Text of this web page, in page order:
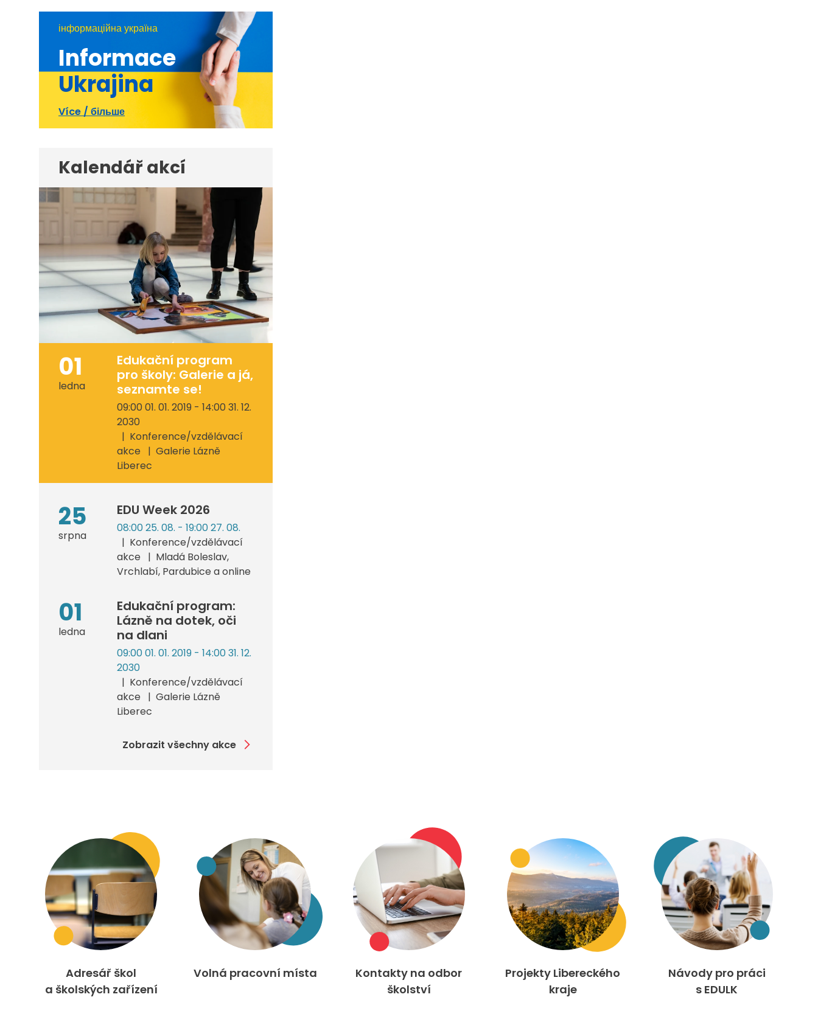
інформаційна україна
Informace
Ukrajina
Více / більше
Kalendář akcí
01
ledna
Edukační program
pro školy: Galerie a já,
seznamte se!
09:00 01. 01. 2019 - 14:00 31. 12.
2030
Konference/vzdělávací
akce
Galerie Lázně
Liberec
25
srpna
EDU Week 2026
08:00 25. 08. - 19:00 27. 08.
Konference/vzdělávací
akce
Mladá Boleslav,
Vrchlabí, Pardubice a online
01
ledna
Edukační program:
Lázně na dotek, oči
na dlani
09:00 01. 01. 2019 - 14:00 31. 12.
2030
Konference/vzdělávací
akce
Galerie Lázně
Liberec
Zobrazit všechny akce
Adresář škol
a školských zařízení
Volná pracovní místa
Kontakty na odbor
školství
Projekty Libereckého
kraje
Návody pro práci
s EDULK